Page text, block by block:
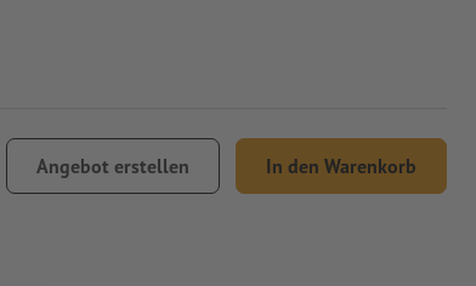
Angebot erstellen In den Warenkorb